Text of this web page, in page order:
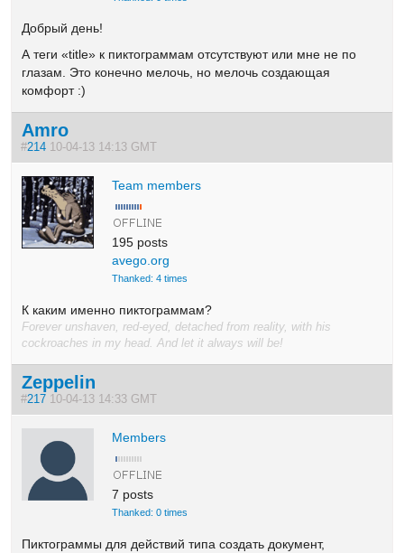
Добрый день!
А теги «title» к пиктограммам отсутствуют или мне не по
глазам. Это конечно мелочь, но мелочь создающая
комфорт :)
Amro
#214 10-04-13 14:13 GMT
Team members
195 posts
avego.org
Thanked: 4 times
К каким именно пиктограммам?
Forever unshaven, red-eyed, detached from reality, with his
cockroaches in my head. And let it always will be!
Zeppelin
#217 10-04-13 14:33 GMT
Members
7 posts
Thanked: 0 times
Пиктограммы для действий типа создать документ,